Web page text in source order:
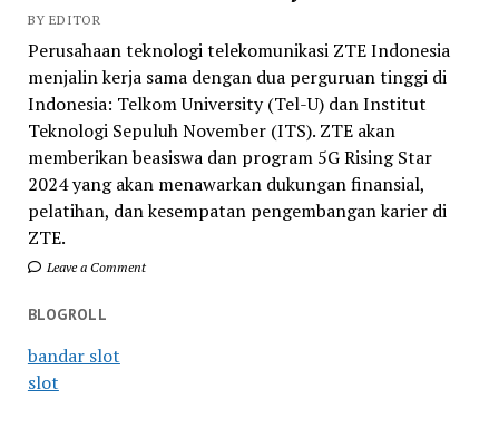
BY EDITOR
Perusahaan teknologi telekomunikasi ZTE Indonesia
menjalin kerja sama dengan dua perguruan tinggi di
Indonesia: Telkom University (Tel-U) dan Institut
Teknologi Sepuluh November (ITS). ZTE akan
memberikan beasiswa dan program 5G Rising Star
2024 yang akan menawarkan dukungan finansial,
pelatihan, dan kesempatan pengembangan karier di
ZTE.
Leave a Comment
BLOGROLL
bandar slot
slot